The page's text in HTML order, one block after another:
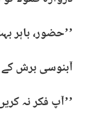
’’حضور، باہر
آبنوسی برش کے
’’آپ فکر نہ